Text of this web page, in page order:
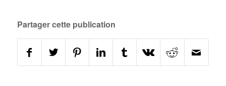
Partager cette publication